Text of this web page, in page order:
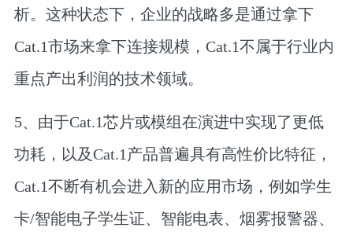
析。这种状态下， 企业的战略多是通过拿下
Cat.1市场来拿下连接规模，Cat.1不属于行业内
重点产出利润的技术领域。
5、由于Cat.1芯片或模组在演进中实现了更低
功耗 ，以及Cat.1产品普遍具有高性价比特征，
Cat.1不断有机会进入新的应用市场，例如学生
卡/智能电子学生证、智能电表、烟雾报警器、